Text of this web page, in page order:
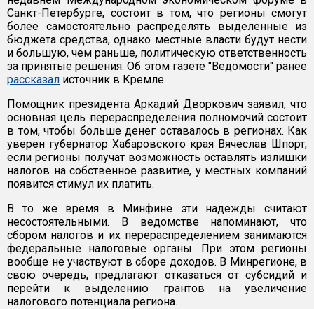
Санкт-Петербурге, состоит в том, что регионы смогут
более самостоятельно распределять выделенные из
бюджета средства, однако местные власти будут нести
и большую, чем раньше, политическую ответственность
за принятые решения. Об этом газете "Ведомости" ранее
рассказал источник в Кремле.
Помощник президента Аркадий Дворкович заявил, что
основная цель перераспределения полномочий состоит
в том, чтобы больше денег оставалось в регионах. Как
уверен губернатор Хабаровского края Вячеслав Шпорт,
если регионы получат возможность оставлять излишки
налогов на собственное развитие, у местных компаний
появится стимул их платить.
В то же время в Минфине эти надежды считают
несостоятельными. В ведомстве напоминают, что
сбором налогов и их перераспределением занимаются
федеральные налоговые органы. При этом регионы
вообще не участвуют в сборе доходов. В Минрегионе, в
свою очередь, предлагают отказаться от субсидий и
перейти к выделению грантов на увеличение
налогового потенциала региона.